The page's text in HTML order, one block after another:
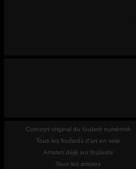
Concept original du foulard numéroté
Tous les foulards d'art en soie
Artistes déjà sur foulards
Tous les artistes